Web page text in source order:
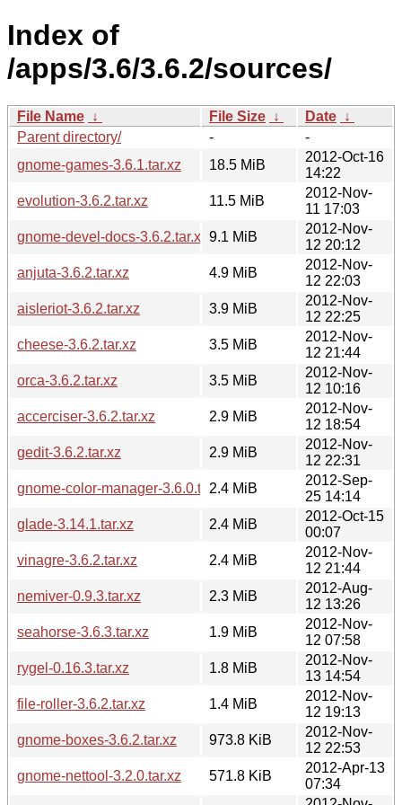
Index of
/apps/3.6/3.6.2/sources/
File Name ↓ File Size ↓ Date ↓
Parent directory/
-
-
gnome-games-3.6.1.tar.xz
18.5 MiB
2012-Oct-16
14:22
evolution-3.6.2.tar.xz
11.5 MiB
2012-Nov-
11 17:03
gnome-devel-docs-3.6.2.tar.xz 9.1 MiB
2012-Nov-
12 20:12
anjuta-3.6.2.tar.xz
4.9 MiB
2012-Nov-
12 22:03
aisleriot-3.6.2.tar.xz
3.9 MiB
2012-Nov-
12 22:25
cheese-3.6.2.tar.xz
3.5 MiB
2012-Nov-
12 21:44
orca-3.6.2.tar.xz
3.5 MiB
2012-Nov-
12 10:16
accerciser-3.6.2.tar.xz
2.9 MiB
2012-Nov-
12 18:54
gedit-3.6.2.tar.xz
2.9 MiB
2012-Nov-
12 22:31
gnome-color-manager-3.6.0.tar.xz2.4 MiB
2012-Sep-
25 14:14
glade-3.14.1.tar.xz
2.4 MiB
2012-Oct-15
00:07
vinagre-3.6.2.tar.xz
2.4 MiB
2012-Nov-
12 21:44
nemiver-0.9.3.tar.xz
2.3 MiB
2012-Aug-
12 13:26
seahorse-3.6.3.tar.xz
1.9 MiB
2012-Nov-
12 07:58
rygel-0.16.3.tar.xz
1.8 MiB
2012-Nov-
13 14:54
file-roller-3.6.2.tar.xz
1.4 MiB
2012-Nov-
12 19:13
gnome-boxes-3.6.2.tar.xz
973.8 KiB
2012-Nov-
12 22:53
gnome-nettool-3.2.0.tar.xz
571.8 KiB
2012-Apr-13
07:34